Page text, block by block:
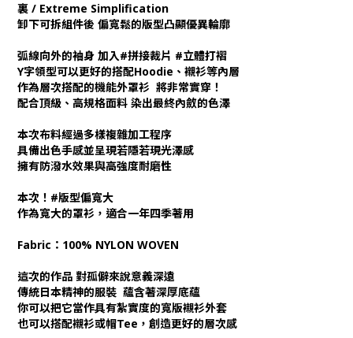
裏 / Extreme Simplification
卸下可拆組件後 偏寬鬆的版型凸顯優異輪廓
弧線向外的袖身 加入#拼接裁片 #立體打褶
Y字領型可以更好的搭配Hoodie、襯衫等內層
作為層次搭配的機能外罩衫 將非常實穿！
配合頂級、高規格面料 染出最終內斂的色澤
本次布料經過多樣複雜加工程序
具備出色手感並呈現若隱若現光澤感
擁有防潑水效果與高強度耐磨性
本次！#版型偏寬大
作為寬大的罩衫，適合一年四季著用
Fabric：100% NYLON WOVEN
這次的作品 對孤僻來說意義深遠
傳統日本精神的服裝 蘊含著深厚底蘊
你可以把它當作具有紮實度的寬版襯衫外套
也可以搭配襯衫或帽Tee，創造更好的層次感